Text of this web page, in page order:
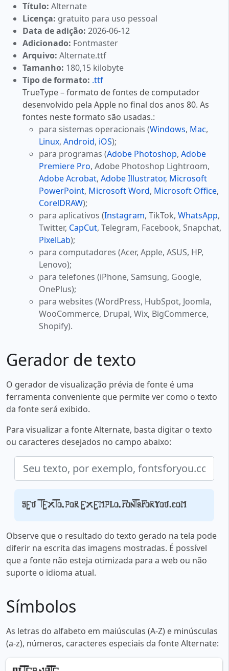
Título: Alternate
Licença: gratuito para uso pessoal
Data de adição: 2026-06-12
Adicionado: Fontmaster
Arquivo: Alternate.ttf
Tamanho: 180,15 kilobyte
Tipo de formato: .ttf
TrueType – formato de fontes de computador
desenvolvido pela Apple no final dos anos 80. As
fontes neste formato são usadas.:
para sistemas operacionais (Windows, Mac,
Linux, Android, iOS);
para programas (Adobe Photoshop, Adobe
Premiere Pro, Adobe Photoshop Lightroom,
Adobe Acrobat, Adobe Illustrator, Microsoft
PowerPoint, Microsoft Word, Microsoft Office,
CorelDRAW);
para aplicativos (Instagram, TikTok, WhatsApp,
Twitter, CapCut, Telegram, Facebook, Snapchat,
PixelLab);
para computadores (Acer, Apple, ASUS, HP,
Lenovo);
para telefones (iPhone, Samsung, Google,
OnePlus);
para websites (WordPress, HubSpot, Joomla,
WooCommerce, Drupal, Wix, BigCommerce,
Shopify).
Gerador de texto
O gerador de visualização prévia de fonte é uma
ferramenta conveniente que permite ver como o texto
da fonte será exibido.
Para visualizar a fonte Alternate, basta digitar o texto
ou caracteres desejados no campo abaixo:
Seu texto, por exemplo, fontsforyou.com
Observe que o resultado do texto gerado na tela pode
diferir na escrita das imagens mostradas. É possível
que a fonte não esteja otimizada para a web ou não
suporte o idioma atual.
Símbolos
As letras do alfabeto em maiúsculas (A-Z) e minúsculas
(a-z), números, caracteres especiais da fonte Alternate: